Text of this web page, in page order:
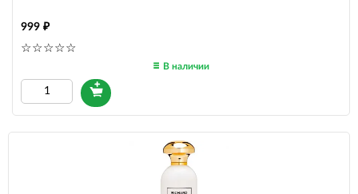
999
В наличии